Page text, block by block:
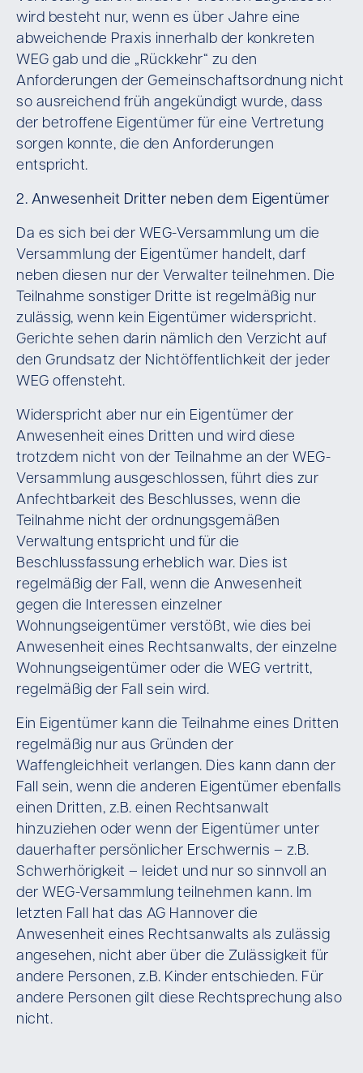
wird besteht nur, wenn es über Jahre eine
abweichende Praxis innerhalb der konkreten
WEG gab und die „Rückkehr“ zu den
Anforderungen der Gemeinschaftsordnung nicht
so ausreichend früh angekündigt wurde, dass
der betroffene Eigentümer für eine Vertretung
sorgen konnte, die den Anforderungen
entspricht.
2. Anwesenheit Dritter neben dem Eigentümer
Da es sich bei der WEG-Versammlung um die
Versammlung der Eigentümer handelt, darf
neben diesen nur der Verwalter teilnehmen. Die
Teilnahme sonstiger Dritte ist regelmäßig nur
zulässig, wenn kein Eigentümer widerspricht.
Gerichte sehen darin nämlich den Verzicht auf
den Grundsatz der Nichtöffentlichkeit der jeder
WEG offensteht.
Widerspricht aber nur ein Eigentümer der
Anwesenheit eines Dritten und wird diese
trotzdem nicht von der Teilnahme an der WEG-
Versammlung ausgeschlossen, führt dies zur
Anfechtbarkeit des Beschlusses, wenn die
Teilnahme nicht der ordnungsgemäßen
Verwaltung entspricht und für die
Beschlussfassung erheblich war. Dies ist
regelmäßig der Fall, wenn die Anwesenheit
gegen die Interessen einzelner
Wohnungseigentümer verstößt, wie dies bei
Anwesenheit eines Rechtsanwalts, der einzelne
Wohnungseigentümer oder die WEG vertritt,
regelmäßig der Fall sein wird.
Ein Eigentümer kann die Teilnahme eines Dritten
regelmäßig nur aus Gründen der
Waffengleichheit verlangen. Dies kann dann der
Fall sein, wenn die anderen Eigentümer ebenfalls
einen Dritten, z.B. einen Rechtsanwalt
hinzuziehen oder wenn der Eigentümer unter
dauerhafter persönlicher Erschwernis – z.B.
Schwerhörigkeit – leidet und nur so sinnvoll an
der WEG-Versammlung teilnehmen kann. Im
letzten Fall hat das AG Hannover die
Anwesenheit eines Rechtsanwalts als zulässig
angesehen, nicht aber über die Zulässigkeit für
andere Personen, z.B. Kinder entschieden. Für
andere Personen gilt diese Rechtsprechung also
nicht.